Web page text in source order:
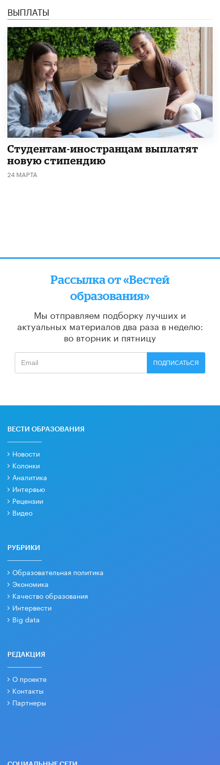
ВЫПЛАТЫ
Студентам-иностранцам выплатят
новую стипендию
24 МАРТА
Рассылка от «Вестей
образования»
Мы отправляем подборку лучших и
актуальных материалов два раза в неделю:
во вторник и пятницу
ПОДПИСАТЬСЯ
ВЕСТИ ОБРАЗОВАНИЯ
Новости
Колонки
Аналитика
Интервью
Рецензии
Видео
РУБРИКИ
Образовательная политика
Экономика
Качество образования
Интервести
Big data
РЕДАКЦИЯ
О проекте
Контакты
Партнеры